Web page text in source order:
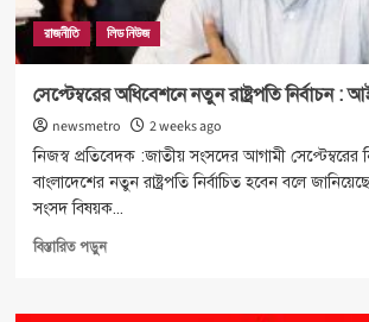
রাজনীতি লিড নিউজ
সেপ্টেম্বরের অধিবেশনে নতুন রাষ্ট্রপতি নির্বাচন :
newsmetro
2 weeks ago
নিজস্ব প্রতিবেদক :জাতীয় সংসদের আগামী সেপ্টেম্বরের
বাংলাদেশের নতুন রাষ্ট্রপতি নির্বাচিত হবেন বলে
সংসদ বিষয়ক...
বিস্তারিত পড়ুনRead
সেপ্টেম্বরের